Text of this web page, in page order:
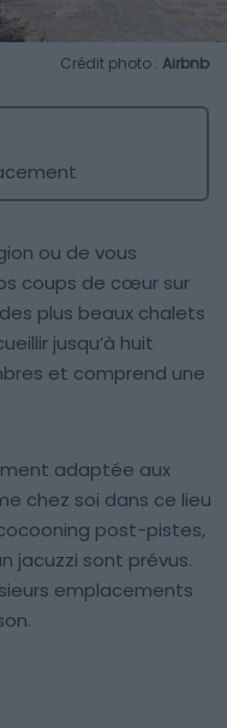
Crédit photo : Airbnb
ou de vous
coups de cœur sur
plus beaux chalets
jusqu’à huit
et comprend une
adaptée aux
chez soi dans ce lieu
post-pistes,
jacuzzi sont prévus.
emplacements